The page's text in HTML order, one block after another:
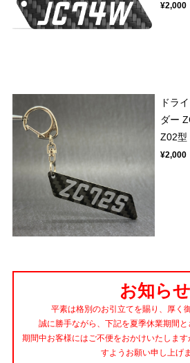
¥2,000
ドラ
ダー
Z02型
¥2,000
お知らせ
平素は格別のお引立てを賜り、厚く
誠に勝手ながら、下記を夏季休業期間と
期間中お客様にはご不便をおかけいたしま
すようお願い申し上げま